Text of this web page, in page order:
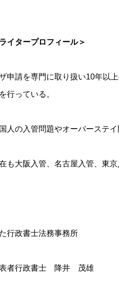
イタープロフィール＞
申請を専門に取り扱い10年以
行っている。
人の入管問題やオーバーステ
も大阪入管、名古屋入管、東
行政書士法務事務所
者行政書士 降井 茂雄